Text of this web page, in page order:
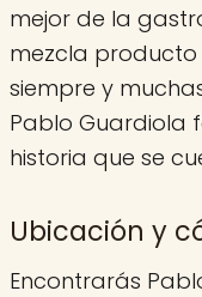
mejor de la
mezcla
siempre y
Pablo Guardiola
historia que se
Ubicación y
Encontrarás